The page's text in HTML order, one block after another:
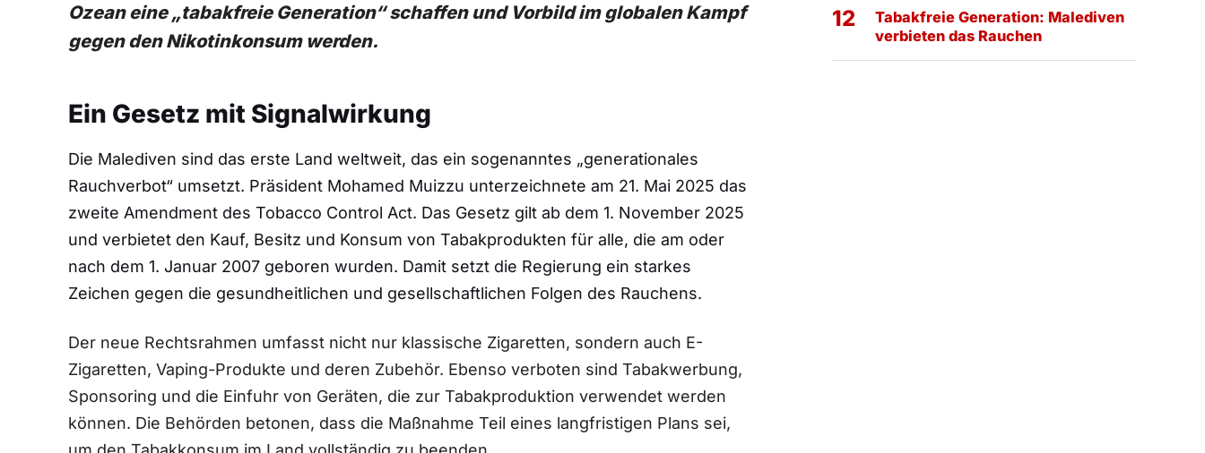
Ozean eine „tabakfreie Generation“ schaffen und Vorbild im globalen Kampf
gegen den Nikotinkonsum werden.
Ein Gesetz mit Signalwirkung
Die Malediven sind das erste Land weltweit, das ein sogenanntes „generationales
Rauchverbot“ umsetzt. Präsident Mohamed Muizzu unterzeichnete am 21. Mai 2025 das
zweite Amendment des Tobacco Control Act. Das Gesetz gilt ab dem 1. November 2025
und verbietet den Kauf, Besitz und Konsum von Tabakprodukten für alle, die am oder
nach dem 1. Januar 2007 geboren wurden. Damit setzt die Regierung ein starkes
Zeichen gegen die gesundheitlichen und gesellschaftlichen Folgen des Rauchens.
Der neue Rechtsrahmen umfasst nicht nur klassische Zigaretten, sondern auch E-
Zigaretten, Vaping-Produkte und deren Zubehör. Ebenso verboten sind Tabakwerbung,
Sponsoring und die Einfuhr von Geräten, die zur Tabakproduktion verwendet werden
können. Die Behörden betonen, dass die Maßnahme Teil eines langfristigen Plans sei,
12
Tabakfreie Generation: Malediven
verbieten das Rauchen